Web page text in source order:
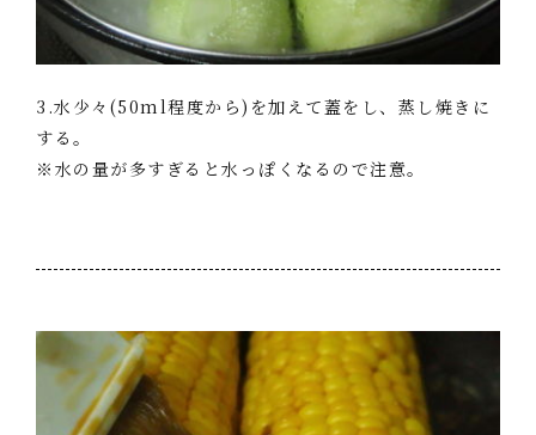
3.水少々(50ml程度から)を加えて蓋をし、蒸し焼きに
する。
※水の量が多すぎると水っぽくなるので注意。